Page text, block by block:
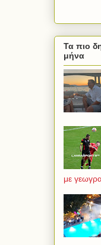
Τα πιο
μήνα
με